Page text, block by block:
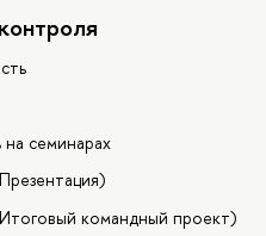
семинарах
командный проект)